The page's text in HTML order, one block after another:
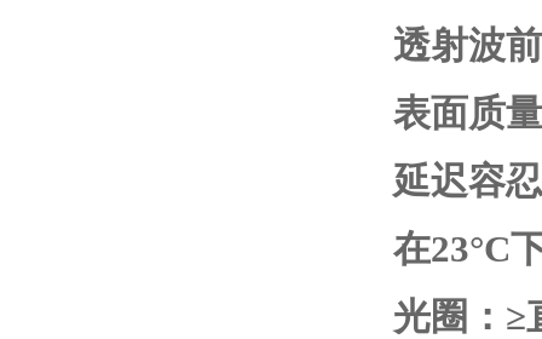
透射波
表面质
延迟容
在23°C
光圈：≥